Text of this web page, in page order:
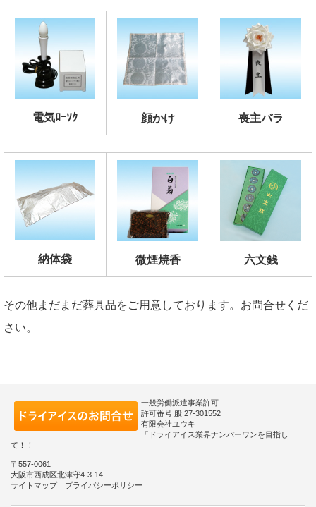
電気ﾛｰｿｸ 顔かけ 喪主バラ
納体袋 微煙焼香 六文銭
その他まだまだ葬具品をご用意しております。お問合せくだ
さい。
一般労働派遣事業許可
許可番号 般 27-301552
有限会社ユウキ
「ドライアイス業界ナンバーワンを目指し
て！！」
〒557-0061
大阪市西成区北津守4-3-14
サイトマップ｜ プライバシーポリシー